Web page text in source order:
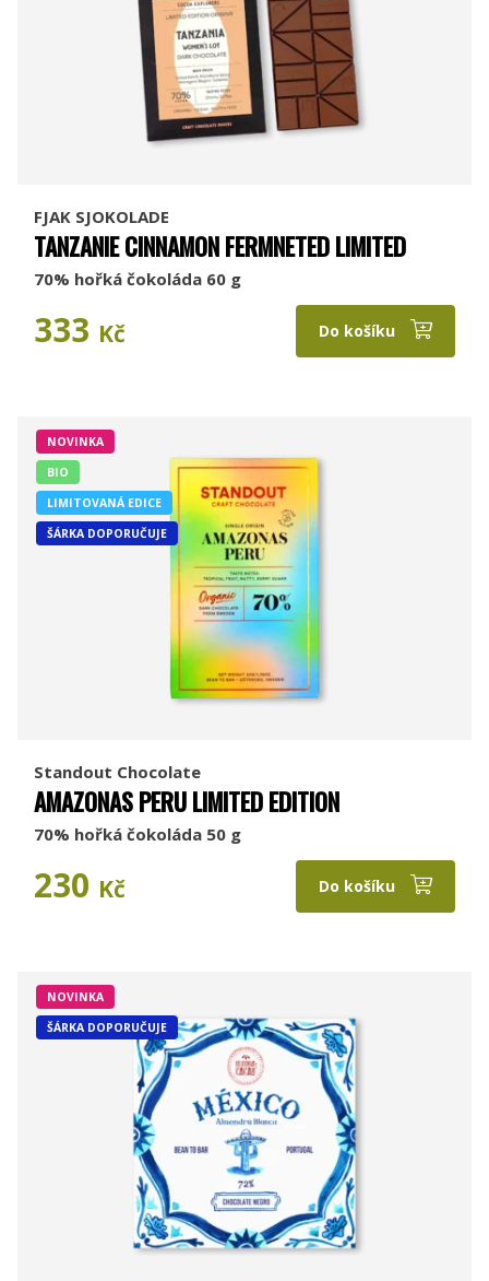
FJAK SJOKOLADE
TANZANIE CINNAMON FERMNETED LIMITED
70% hořká čokoláda 60 g
333 Kč Do košíku
NOVINKA
BIO
LIMITOVANÁ EDICE
ŠÁRKA DOPORUČUJE
Standout Chocolate
AMAZONAS PERU LIMITED EDITION
70% hořká čokoláda 50 g
230 Kč Do košíku
NOVINKA
ŠÁRKA DOPORUČUJE